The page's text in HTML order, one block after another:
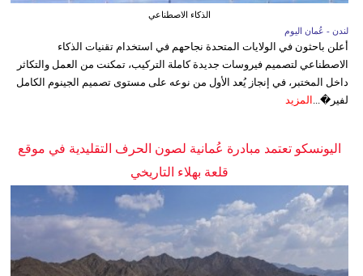
الذكاء الاصطناعي
لندن - عُمان اليوم
أعلن باحثون في الولايات المتحدة نجاحهم في استخدام تقنيات الذكاء
الاصطناعي لتصميم فيروسات جديدة كاملة التركيب، تمكنت من العمل والتكاثر
داخل المختبر، في إنجاز يُعد الأول من نوعه على مستوى تصميم الجينوم الكامل
لفير�...
المزيد
اليونسكو تعتمد مبادرة عُمانية لصون الحرف التقليدية في موقع
قلعة بهلاء التاريخي